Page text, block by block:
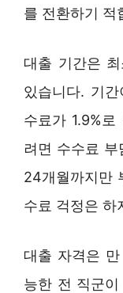
를 전환하기 적
대출 기간은
있습니다. 기
수료가 1.9%
려면 수수료
24개월까지만
수료 걱정은 하
대출 자격은
능한 전 직군